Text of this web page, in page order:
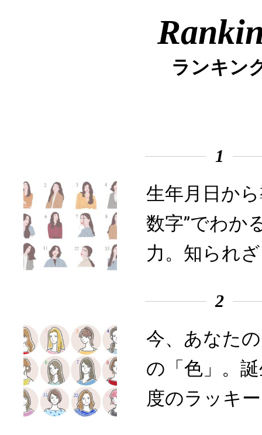
ランキン
1
生年月日か
数字”でわか
力。知られ
2
今、あなた
の「色」。
度のラッキ